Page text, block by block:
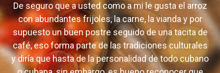
De seguro que a usted como a mi le gusta el arroz
con abundantes frijoles, la carne, la vianda y por
supuesto un buen postre seguido de una tacita de
café, eso forma parte de las tradiciones culturales
y diría que hasta de la personalidad de todo cubano